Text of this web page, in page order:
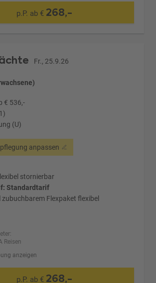
p.P. ab € 268,-
Fr., 25.9.26
€ 536,-
(U)
anpassen
stornierbar
Standardtarif
Flexpaket flexibel
Reisen
anzeigen
p.P. ab € 268,-